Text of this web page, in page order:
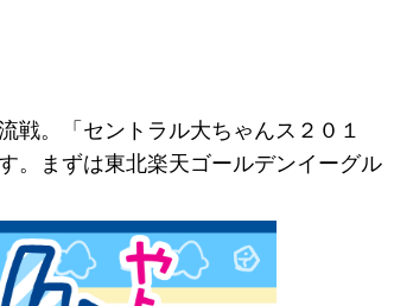
戦。「セントラル大ちゃんス２０１
。まずは東北楽天ゴールデンイーグル